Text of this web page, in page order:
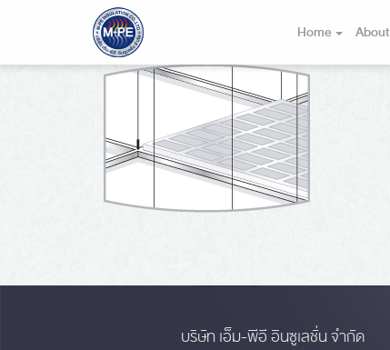
Home About
บริษัท เอ็ม-พีอี อินซูเลชั่น จำกัด